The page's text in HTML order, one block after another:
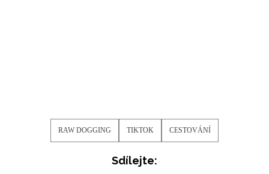
RAW DOGGING TIKTOK CESTOVÁNÍ
Sdílejte: